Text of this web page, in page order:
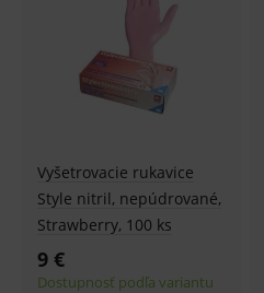
Vyšetrovacie rukavice
Style nitril, nepúdrované,
Strawberry, 100 ks
9 €
Dostupnosť podľa variantu